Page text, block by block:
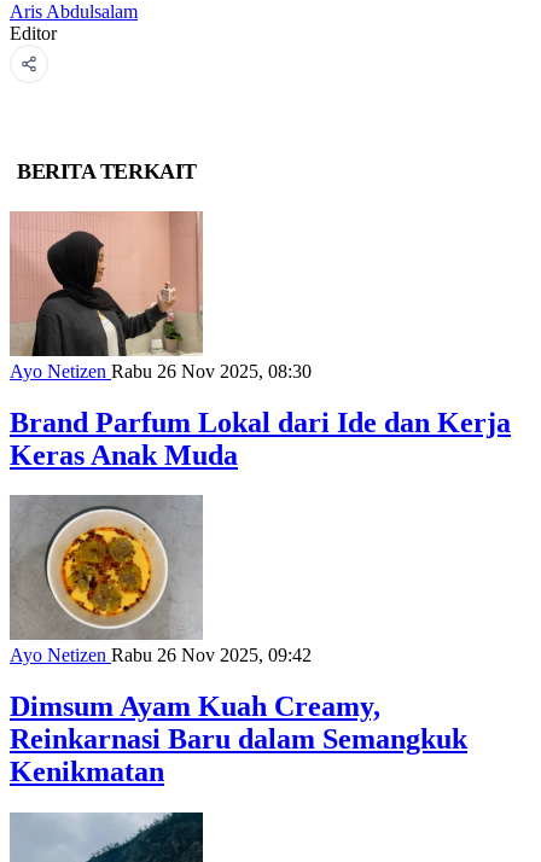
Aris Abdulsalam
Editor
BERITA TERKAIT
Ayo Netizen Rabu 26 Nov 2025, 08:30
Brand Parfum Lokal dari Ide dan Kerja
Keras Anak Muda
Ayo Netizen Rabu 26 Nov 2025, 09:42
Dimsum Ayam Kuah Creamy,
Reinkarnasi Baru dalam Semangkuk
Kenikmatan